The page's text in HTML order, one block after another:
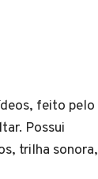
feito pelo
Possui
trilha sonora,